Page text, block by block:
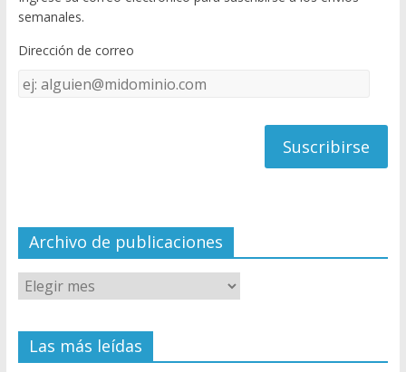
o
o
k
u
e
C
el
semanales.
Dirección de correo
Dirección
de
Archivo de publicaciones
Las más leídas